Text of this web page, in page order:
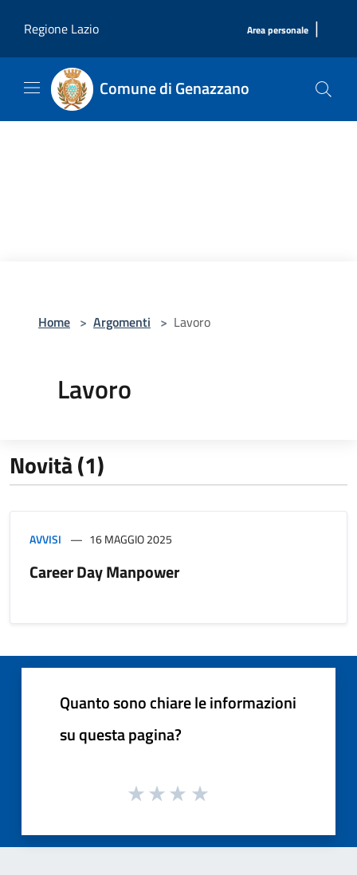
Regione Lazio
Area personale |
Comune di Genazzano
Home > Argomenti > Lavoro
Lavoro
Novità (1)
AVVISI 16 MAGGIO 2025
Career Day Manpower
Quanto sono chiare le informazioni
su questa pagina?